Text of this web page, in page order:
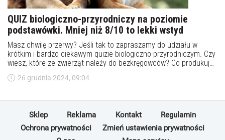
QUIZ biologiczno-przyrodniczy na poziomie
podstawówki. Mniej niż 8/10 to lekki wstyd
Masz chwilę przerwy? Jeśli tak to zapraszamy do udziału w
krótkim i bardzo ciekawym quizie biologiczno-przyrodniczym. Czy
wiesz, które ze zwierząt należy do bezkręgowców? Co produkują
pszczoły? Jaka jest podstawowa jednostka dziedziczenia? Na te
i inne pytania będziesz mógł odpowiedzieć w naszym quizie. To
26 grudnia 2024, 09:04
Sklep Reklama Kontakt
Regulamin
Ochrona prywatności
Zmień ustawienia prywatności